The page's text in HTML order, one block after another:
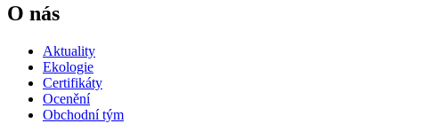
O nás
Aktuality
Ekologie
Certifikáty
Ocenění
Obchodní tým